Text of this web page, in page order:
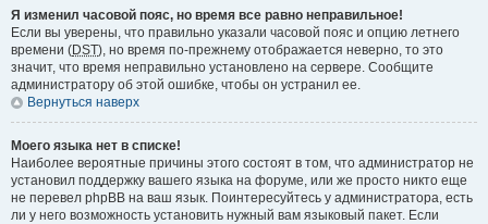
Я изменил часовой пояс, но время все равно неправильное!
Если вы уверены, что правильно указали часовой пояс и опцию летнего
времени (DST), но время по-прежнему отображается неверно, то это
значит, что время неправильно установлено на сервере. Сообщите
администратору об этой ошибке, чтобы он устранил ее.
Вернуться наверх
Моего языка нет в списке!
Наиболее вероятные причины этого состоят в том, что администратор не
установил поддержку вашего языка на форуме, или же просто никто еще
не перевел phpBB на ваш язык. Поинтересуйтесь у администратора, есть
ли у него возможность установить нужный вам языковый пакет. Если